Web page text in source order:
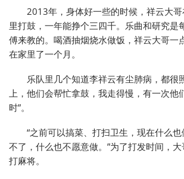
2013年，身体好一些的时候，祥云大
里打鼓，一年能挣个三四千。乐曲和研究是
傅来教的。喝酒抽烟烧水做饭，祥云大哥一
在家里了一个月。
乐队里几个知道李祥云有尘肺病，都很
上，他们会帮忙拿鼓，我走得慢，有一次他
时”。
“之前可以搞菜、打扫卫生，现在什么
不了，什么也不愿意做。”为了打发时间，
打麻将。